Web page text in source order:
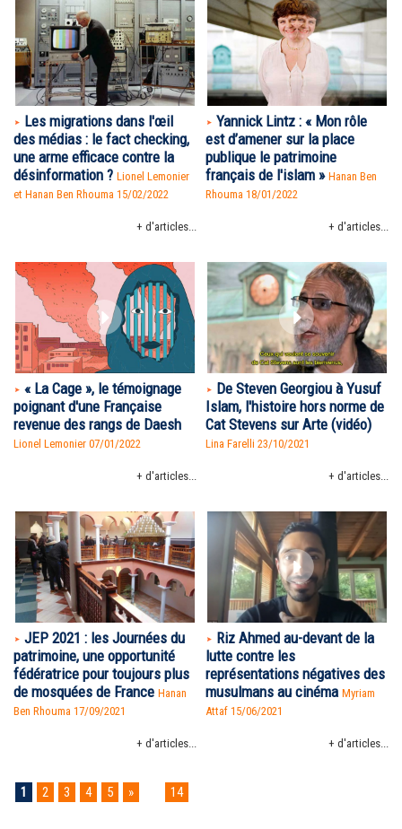
Les migrations dans l'œil
des médias : le fact checking,
une arme efficace contre la
désinformation ? Lionel Lemonier
et Hanan Ben Rhouma 15/02/2022
+ d'articles...
Yannick Lintz : « Mon rôle
est d’amener sur la place
publique le patrimoine
français de l'islam » Hanan Ben
Rhouma 18/01/2022
+ d'articles...
« La Cage », le témoignage
poignant d'une Française
revenue des rangs de Daesh
Lionel Lemonier 07/01/2022
+ d'articles...
De Steven Georgiou à Yusuf
Islam, l'histoire hors norme de
Cat Stevens sur Arte (vidéo)
Lina Farelli 23/10/2021
+ d'articles...
JEP 2021 : les Journées du
patrimoine, une opportunité
fédératrice pour toujours plus
de mosquées de France Hanan
Ben Rhouma 17/09/2021
+ d'articles...
Riz Ahmed au-devant de la
lutte contre les
représentations négatives des
musulmans au cinéma Myriam
Attaf 15/06/2021
+ d'articles...
1 2 3 4 5 » 14